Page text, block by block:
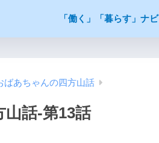
「働く」「暮らす」ナビ
ばあちゃんの四方山話
話-第13話